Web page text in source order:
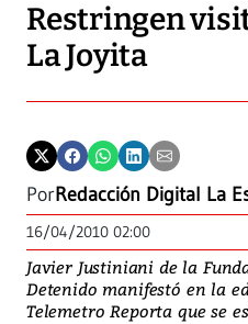
Restringen
La Joyita
PorRedacción Digital La
16/04/2010 02:00
Javier Justiniani de la
Detenido manifestó en la
Telemetro Reporta que se